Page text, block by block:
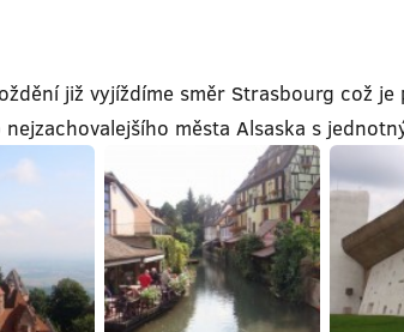
již vyjíždíme směr Strasbourg což
nejzachovalejšího města Alsaska s